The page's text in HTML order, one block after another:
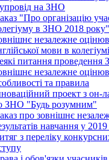
на ЗНО
"Про організацію
в ЗНО 2018 року"
незалежне
мови в колегіумі
питання проведення
незалежне
та правила
проект з он-
ЗНО "Будь розумним"
про зовнішнє
навчання у 2019
з переліку